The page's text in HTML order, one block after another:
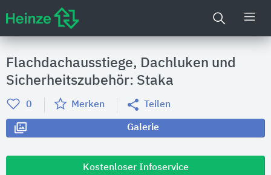
Flachdachausstiege, Dachluken und
Sicherheitszubehör: Staka
0 Merken Teilen
Galerie
Kostenloser Infoservice